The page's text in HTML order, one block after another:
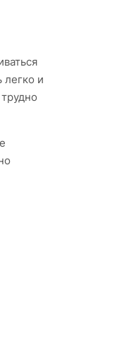
легко и